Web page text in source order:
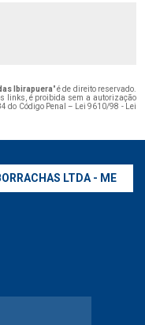
Ibirapuera" é de direito reservado.
links, é proibida sem a autorização
do Código Penal –
Lei 9610/98 - Lei
LTDA - ME